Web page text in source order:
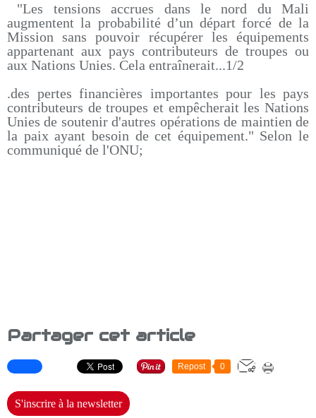
"Les tensions accrues dans le nord du Mali
augmentent la probabilité d’un départ forcé de la
Mission sans pouvoir récupérer les équipements
appartenant aux pays contributeurs de troupes ou
aux Nations Unies. Cela entraînerait...1/2
.des pertes financières importantes pour les pays
contributeurs de troupes et empêcherait les Nations
Unies de soutenir d'autres opérations de maintien de
la paix ayant besoin de cet équipement." Selon le
communiqué de l'ONU;
Partager cet article
Repost 0
S'inscrire à la newsletter